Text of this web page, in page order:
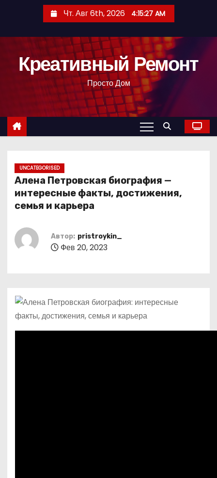
с
Чт. Авг 6th, 2026 4:15:28 AM
Креативный Ремонт
Просто Дом
UNCATEGORISED
Алена Петровская биография —
интересные факты, достижения,
семья и карьера
Автор: pristroykin_
Фев 20, 2023